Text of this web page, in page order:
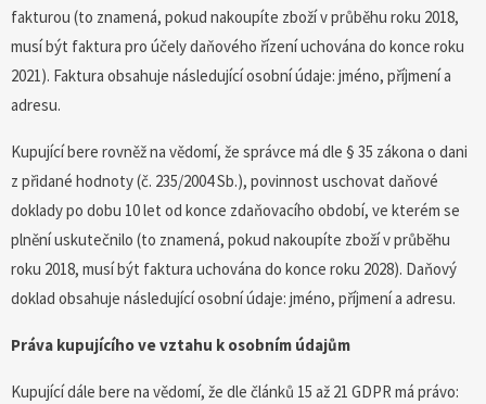
fakturou (to znamená, pokud nakoupíte zboží v průběhu roku 2018,
musí být faktura pro účely daňového řízení uchována do konce roku
2021). Faktura obsahuje následující osobní údaje: jméno, příjmení a
adresu.
Kupující bere rovněž na vědomí, že správce má dle § 35 zákona o dani
z přidané hodnoty (č. 235/2004 Sb.), povinnost uschovat daňové
doklady po dobu 10 let od konce zdaňovacího období, ve kterém se
plnění uskutečnilo (to znamená, pokud nakoupíte zboží v průběhu
roku 2018, musí být faktura uchována do konce roku 2028). Daňový
doklad obsahuje následující osobní údaje: jméno, příjmení a adresu.
Práva kupujícího ve vztahu k osobním údajům
Kupující dále bere na vědomí, že dle článků 15 až 21 GDPR má právo: